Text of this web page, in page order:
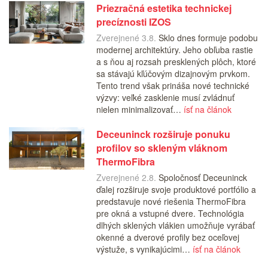
Priezračná estetika technickej
precíznosti IZOS
Zverejnené 3.8. Sklo dnes formuje podobu
modernej architektúry. Jeho obľuba rastie
a s ňou aj rozsah presklených plôch, ktoré
sa stávajú kľúčovým dizajnovým prvkom.
Tento trend však prináša nové technické
výzvy: veľké zasklenie musí zvládnuť
nielen minimalizovať… ísť na článok
Deceuninck rozširuje ponuku
profilov so skleným vláknom
ThermoFibra
Zverejnené 2.8. Spoločnosť Deceuninck
ďalej rozširuje svoje produktové portfólio a
predstavuje nové riešenia ThermoFibra
pre okná a vstupné dvere. Technológia
dlhých sklených vlákien umožňuje vyrábať
okenné a dverové profily bez oceľovej
výstuže, s vynikajúcimi… ísť na článok